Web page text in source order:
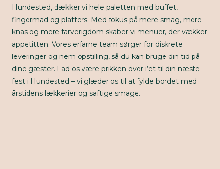
Hundested, dækker vi hele paletten med buffet,
fingermad og platters. Med fokus på mere smag, mere
knas og mere farverigdom skaber vi menuer, der vækker
appetitten. Vores erfarne team sørger for diskrete
leveringer og nem opstilling, så du kan bruge din tid på
dine gæster. Lad os være prikken over i’et til din næste
fest i Hundested – vi glæder os til at fylde bordet med
årstidens lækkerier og saftige smage.